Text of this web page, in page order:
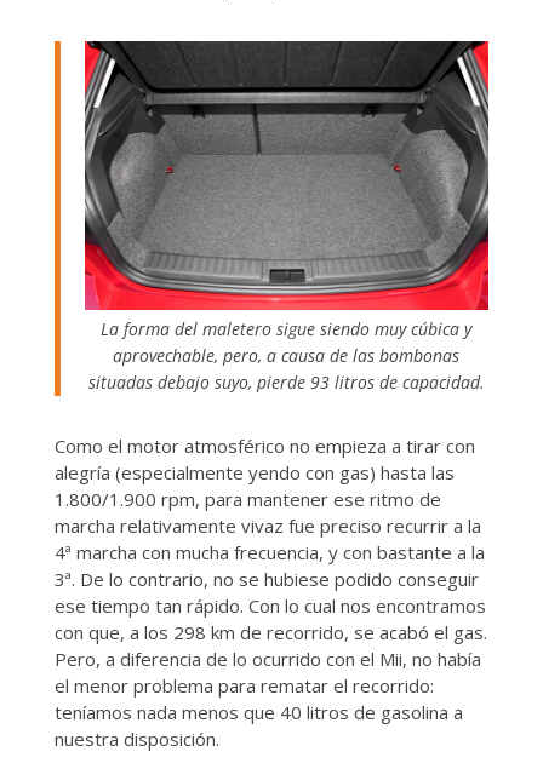
La forma del maletero sigue siendo muy cúbica y
aprovechable, pero, a causa de las bombonas
situadas debajo suyo, pierde 93 litros de capacidad.
Como el motor atmosférico no empieza a tirar con
alegría (especialmente yendo con gas) hasta las
1.800/1.900 rpm, para mantener ese ritmo de
marcha relativamente vivaz fue preciso recurrir a la
4ª marcha con mucha frecuencia, y con bastante a la
3ª. De lo contrario, no se hubiese podido conseguir
ese tiempo tan rápido. Con lo cual nos encontramos
con que, a los 298 km de recorrido, se acabó el gas.
Pero, a diferencia de lo ocurrido con el Mii, no había
el menor problema para rematar el recorrido:
teníamos nada menos que 40 litros de gasolina a
nuestra disposición.